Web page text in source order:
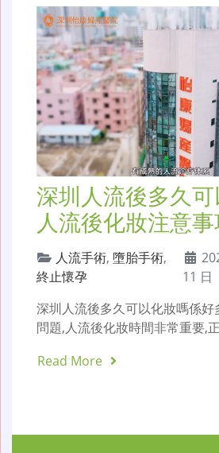
深圳人流後多久
人流後化妝注意
人流手術, 墮胎手術,
終止懷孕
11 日
深圳人流後多久可以化妝嗎係
問題,人流後化妝時間非常重要
Read More